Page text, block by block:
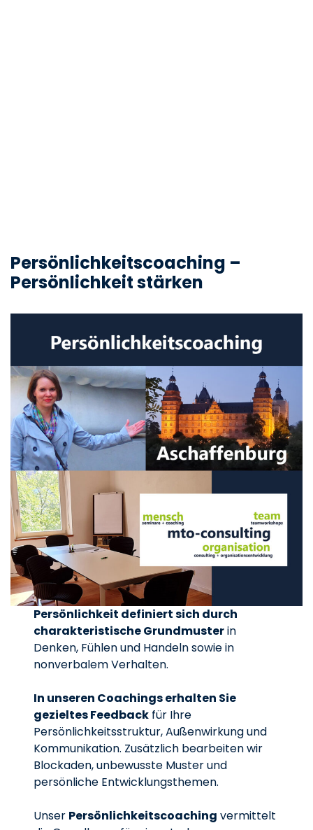
Persönlichkeitscoaching –
Persönlichkeit stärken
Persönlichkeit definiert sich durch
charakteristische Grundmusterin
Denken, Fühlen und Handeln sowie in
nonverbalem Verhalten.
In unseren Coachings erhalten Sie
gezieltes Feedback für Ihre
Persönlichkeitsstruktur, Außenwirkung und
Kommunikation. Zusätzlich bearbeiten wir
Blockaden, unbewusste Muster und
persönliche Entwicklungsthemen.
Unser Persönlichkeitscoaching vermittelt